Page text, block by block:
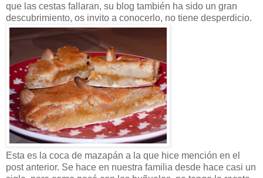
que las cestas fallaran, su blog también ha sido un gran
descubrimiento, os invito a conocerlo, no tiene desperdicio.
Esta es la coca de mazapán a la que hice mención en el
post anterior. Se hace en nuestra familia desde hace casi un